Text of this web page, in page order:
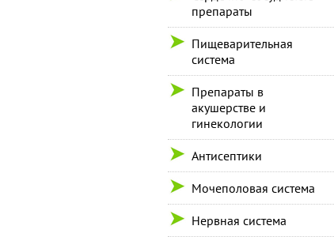
препараты
Пищеварительная
система
Препараты в
акушерстве и
гинекологии
Антисептики
Мочеполовая система
Нервная система